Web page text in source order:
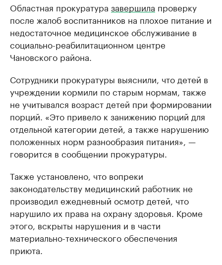
Областная прокуратура завершила проверку
после жалоб воспитанников на плохое питание и
недостаточное медицинское обслуживание в
социально-реабилитационном центре
Чановского района.
Сотрудники прокуратуры выяснили, что детей в
учреждении кормили по старым нормам, также
не учитывался возраст детей при формировании
порций. «Это привело к занижению порций для
отдельной категории детей, а также нарушению
положенных норм разнообразия питания», —
говорится в сообщении прокуратуры.
Также установлено, что вопреки
законодательству медицинский работник не
производил ежедневный осмотр детей, что
нарушило их права на охрану здоровья. Кроме
этого, вскрыты нарушения и в части
материально-технического обеспечения
приюта.